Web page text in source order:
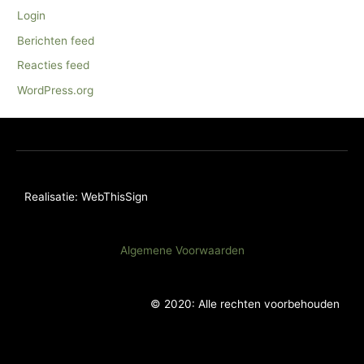
Login
Berichten feed
Reacties feed
WordPress.org
Realisatie: WebThisSign
Algemene Voorwaarden
© 2020: Alle rechten voorbehouden